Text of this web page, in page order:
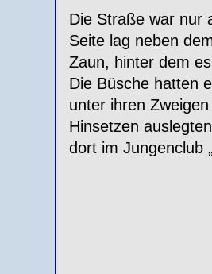
Die Straße war nur
Seite lag neben
Zaun, hinter dem
Die Büsche hatten
unter ihren
Hinsetzen
dort im Jungenclub